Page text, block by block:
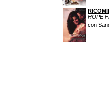
HOPE
con